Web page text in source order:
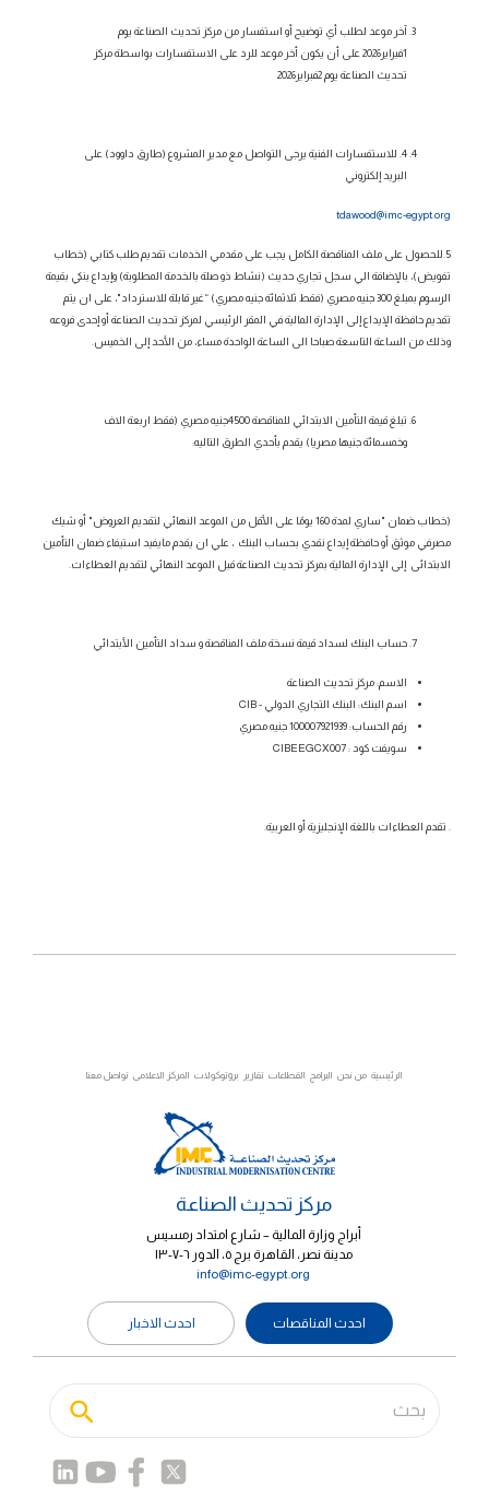
آخر موعد لطلب أي توضيح أو استفسار من مركز تحديث الصناعة يوم
1فبراير2026
على أن يكون أخر موعد للرد على الاستفسارات بواسطة مركز
تحديث الصناعة يوم 2فبراير2026
4. للاستفسارات الفنية يرجى التواصل مع مدير المشروع ( طارق داوود) على
البريد إلكتروني
tdawood@imc-egypt.org
5.للحصول على ملف المناقصة الكامل يجب على مقدمي الخدمات تقديم طلب كتابي (خطاب
تفويض)، بالإضافة الي سجل تجاري حديث (نشاط ذو صلة بالخدمة المطلوبة) وإيداع بنكي بقيمة
الرسوم بمبلغ300 جنيه مصري (فقط ثلاثمائة جنيهمصري) “غير قابلة للاسترداد"، على ان يتم
تقديم حافظة الإيداع إلى الإدارة المالية في المقر الرئيسي لمركز تحديث الصناعة أو إحدى فروعه
وذلك من الساعة التاسعة صباحا الى الساعة الواحدة مساء، من الأحد إلى الخميس.
تبلغ قيمة التأمين الابتدائي للمناقصة
4500جنيه مصري (فقط اربعة الاف
وخمسمائة جنيها مصريا) يقدم بأحدي الطرق التاليه:
(خطاب ضمان "ساري لمدة 160 يومًا على الأقل من الموعد النهائي لتقديم العروض" أو شيك
مصرفي موثق أو حافظة إيداع نقدي بحساب البنك ، علي ان يقدم مايفيد استيفاء ضمان التأمين
الابتدائى إلى الإدارة المالية بمركز تحديث الصناعة قبل الموعد النهائي لتقديم العطاءات.
حساب البنك لسداد قيمة نسخة ملف المناقصة و سداد التأمين الأبتدائي
الاسم: مركز تحديث الصناعة
اسم البنك: البنك التجاري الدولي - CIB
رقم الحساب: 100007921939 جنيه مصري
سويفت كود : CIBEEGCX007
. تقدم العطاءات باللغة الإنجليزية أو العربية.
الرئيسية من نحن البرامج القطاعات تقارير بروتوكولات المركز الاعلامى تواصل معنا
مركز تحديث الصناعة
أبراج وزارة المالية – شارع امتداد رمسيس
مدينة نصر، القاهرة برج ٥، الدور ٦-٧-١٣
info@imc-egypt.org
احدث المناقصات احدث الاخبار